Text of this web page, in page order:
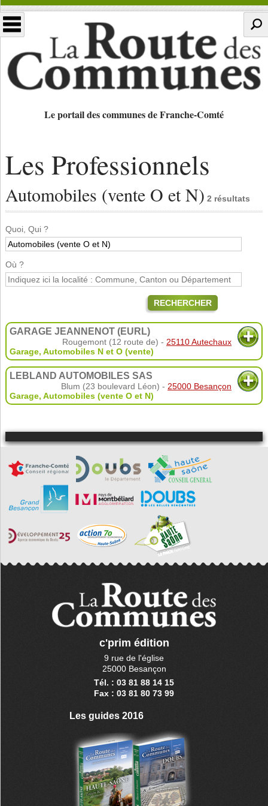
Le portail des communes de Franche-Comté
Les Professionnels
Automobiles (vente O et N) 2 résultats
Quoi, Qui ?
Où ?
RECHERCHER
GARAGE JEANNENOT (EURL)
Rougemont (12 route de) - 25110 Autechaux
Garage, Automobiles N et O (vente)
LEBLAND AUTOMOBILES SAS
Blum (23 boulevard Léon) - 25000 Besançon
Garage, Automobiles (vente O et N)
c'prim édition
9 rue de l'église
25000 Besançon
Tél. : 03 81 88 14 15
Fax : 03 81 80 73 99
Les guides 2016